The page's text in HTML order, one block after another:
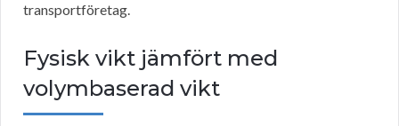
transportföretag.
Fysisk vikt jämfört med
volymbaserad vikt